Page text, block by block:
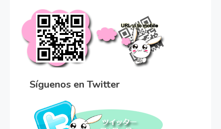
Síguenos en Twitter